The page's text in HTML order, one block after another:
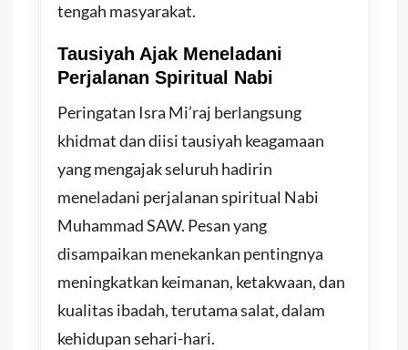
tengah masyarakat.
Tausiyah Ajak Meneladani
Perjalanan Spiritual Nabi
Peringatan Isra Mi’raj berlangsung
khidmat dan diisi tausiyah keagamaan
yang mengajak seluruh hadirin
meneladani perjalanan spiritual Nabi
Muhammad SAW. Pesan yang
disampaikan menekankan pentingnya
meningkatkan keimanan, ketakwaan, dan
kualitas ibadah, terutama salat, dalam
kehidupan sehari-hari.